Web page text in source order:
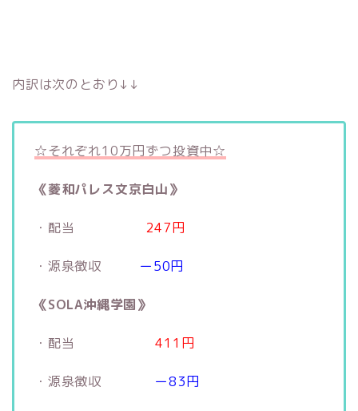
内訳は次のとおり↓↓
☆それぞれ10万円ずつ投資中☆
《菱和パレス文京白山》
・配当 247円
・源泉徴収 ー50円
《SOLA沖縄学園》
・配当411円
・源泉徴収 ー83円